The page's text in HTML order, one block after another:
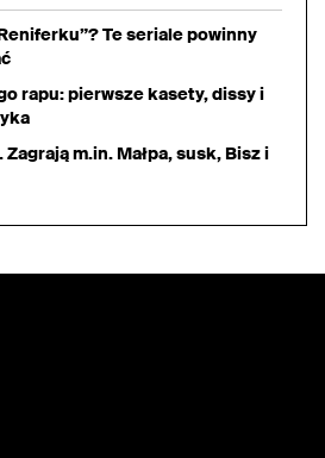
Te seriale powinny
rapu: pierwsze kasety, dissy i
m.in. Małpa, susk, Bisz i